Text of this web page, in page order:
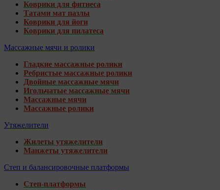
Коврики для фитнеса
Татами мат пазлы
Коврики для йоги
Коврики для пилатеса
Массажные мячи и ролики
Гладкие массажные ролики
Ребристые массажные ролики
Двойные массажные мячи
Игольчатые массажные мячи
Массажные мячи
Массажные ролики
Утяжелители
Жилеты утяжелители
Манжеты утяжелители
Степ и балансировочные платформы
Степ-платформы